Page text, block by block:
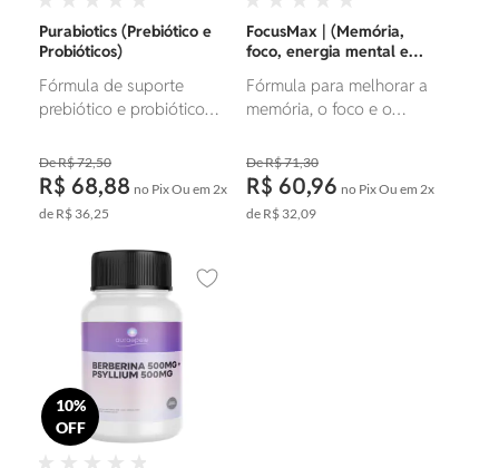
Purabiotics (Prebiótico e
Probióticos)
Fórmula de suporte
prebiótico e probiótico
equilíbrio da flora, e
fortalecimento do sistema
imunológico.
R$ 72,50
R$ 68,88 no PixOu em 2x
de R$ 36,25
FocusMax | (Memória,
foco, energia mental e
Fórmula para melhorar a
memória, o foco e o
promovendo suporte
integral à saúde mental e
à função cerebral.
R$ 71,30
R$ 60,96 no PixOu em 2x
de R$ 32,09
10%
OFF
Adicionar aos favoritos